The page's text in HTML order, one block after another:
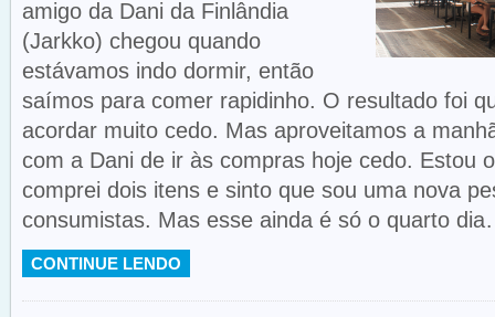
amigo da Dani da Finlândia
(Jarkko) chegou quando
estávamos indo dormir, então
saímos para comer rapidinho. O resultado foi
acordar muito cedo. Mas aproveitamos a
com a Dani de ir às compras hoje cedo. Estou
comprei dois itens e sinto que sou uma nova
consumistas. Mas esse ainda é só o quarto
CONTINUE LENDO